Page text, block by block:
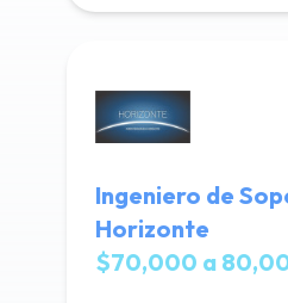
Ingeniero de
Horizonte
$70,000 a